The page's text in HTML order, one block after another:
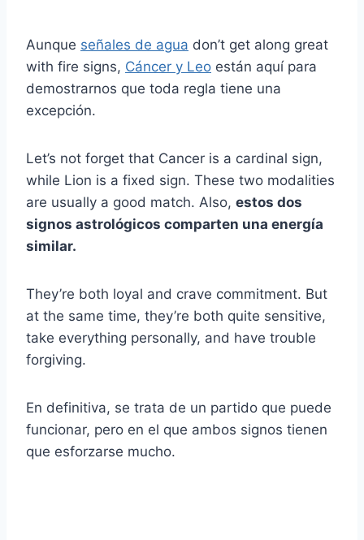
Aunque señales de agua don’t get along great
with fire signs, Cáncer y Leo están aquí para
demostrarnos que toda regla tiene una
excepción.
Let’s not forget that Cancer is a cardinal sign,
while Lion is a fixed sign. These two modalities
are usually a good match. Also, estos dos
signos astrológicos comparten una energía
similar.
They’re both loyal and crave commitment. But
at the same time, they’re both quite sensitive,
take everything personally, and have trouble
forgiving.
En definitiva, se trata de un partido que puede
funcionar, pero en el que ambos signos tienen
que esforzarse mucho.